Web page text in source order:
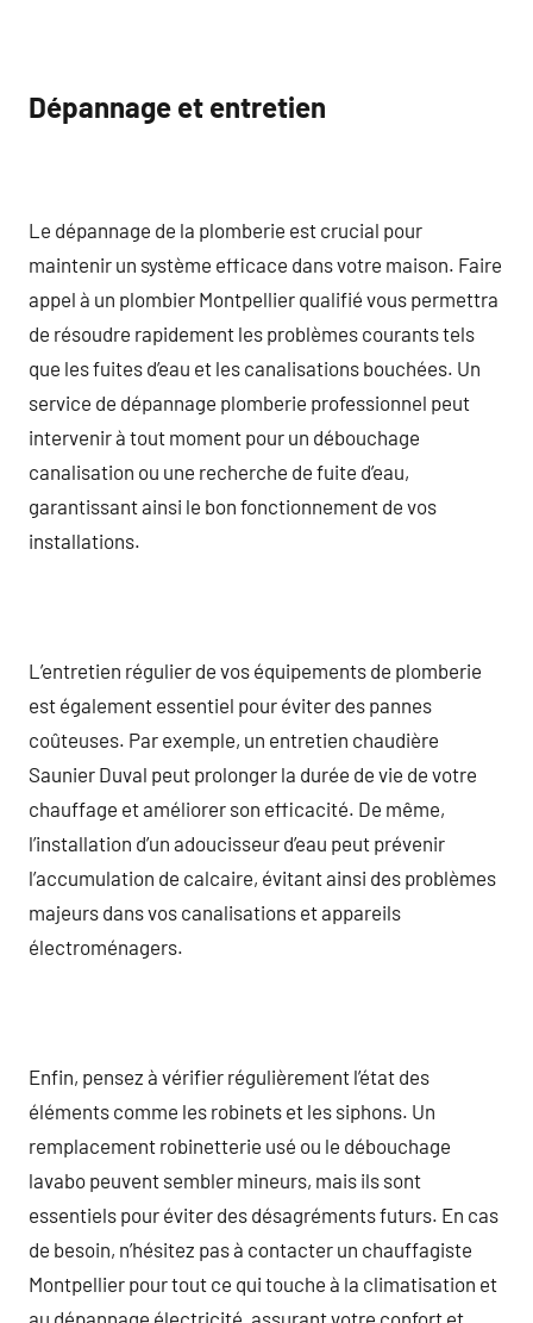
Dépannage et entretien
Le dépannage de la plomberie est crucial pour
maintenir un système efficace dans votre maison. Faire
appel à un plombier Montpellier qualifié vous permettra
de résoudre rapidement les problèmes courants tels
que les fuites d’eau et les canalisations bouchées. Un
service de dépannage plomberie professionnel peut
intervenir à tout moment pour un débouchage
canalisation ou une recherche de fuite d’eau,
garantissant ainsi le bon fonctionnement de vos
installations.
L’entretien régulier de vos équipements de plomberie
est également essentiel pour éviter des pannes
coûteuses. Par exemple, un entretien chaudière
Saunier Duval peut prolonger la durée de vie de votre
chauffage et améliorer son efficacité. De même,
l’installation d’un adoucisseur d’eau peut prévenir
l’accumulation de calcaire, évitant ainsi des problèmes
majeurs dans vos canalisations et appareils
électroménagers.
Enfin, pensez à vérifier régulièrement l’état des
éléments comme les robinets et les siphons. Un
remplacement robinetterie usé ou le débouchage
lavabo peuvent sembler mineurs, mais ils sont
essentiels pour éviter des désagréments futurs. En cas
de besoin, n’hésitez pas à contacter un chauffagiste
Montpellier pour tout ce qui touche à la climatisation et
au dépannage électricité, assurant votre confort et